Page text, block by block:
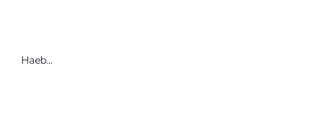
Haeberle Drahtkorb für den Gerätewagen fuego Zubehör für Vielzweckwagen